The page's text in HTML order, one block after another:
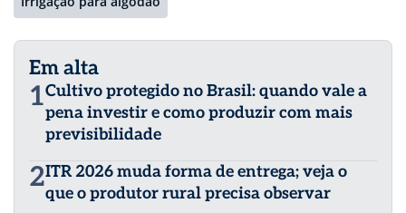
Em alta
1Cultivo protegido no Brasil: quando vale a
pena investir e como produzir com mais
previsibilidade
2ITR 2026 muda forma de entrega; veja o
que o produtor rural precisa observar